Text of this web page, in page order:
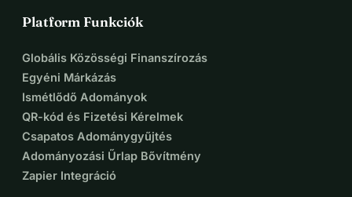
Platform Funkciók
Globális Közösségi Finanszírozás
Egyéni Márkázás
Ismétlődő Adományok
QR-kód és Fizetési Kérelmek
Csapatos Adománygyűjtés
Adományozási Űrlap Bővítmény
Zapier Integráció